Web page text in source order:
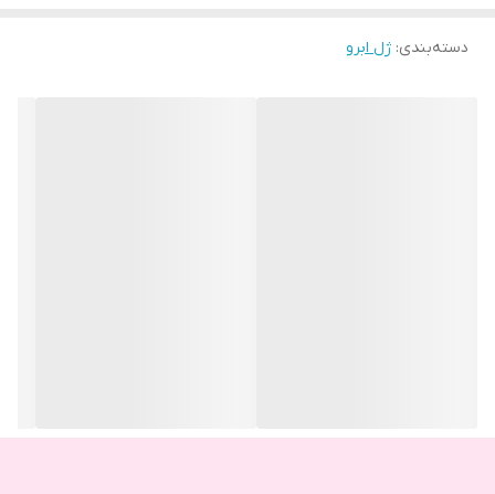
دسته‌بندی: ژل ابرو